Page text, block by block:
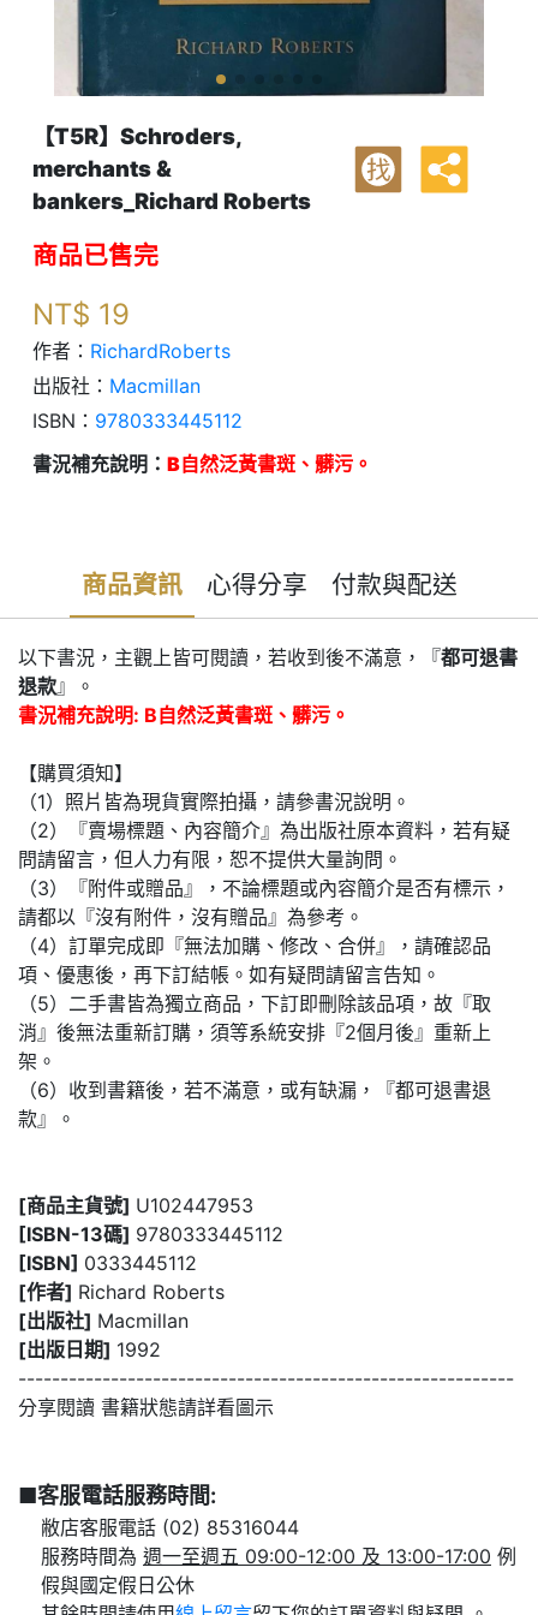
【T5R】Schroders,
merchants &
bankers_Richard Roberts
找
商品已售完
NT$ 19
作者： RichardRoberts
出版社： Macmillan
ISBN： 9780333445112
書況補充說明： B自然泛黃書斑、髒污。
商品資訊 心得分享 付款與配送
以下書況，主觀上皆可閱讀，若收到後不滿意，『都可退書
退款』。
書況補充說明: B自然泛黃書斑、髒污。
【購買須知】
（1）照片皆為現貨實際拍攝，請參書況說明。
（2）『賣場標題、內容簡介』為出版社原本資料，若有疑
問請留言，但人力有限，恕不提供大量詢問。
（3）『附件或贈品』，不論標題或內容簡介是否有標示，
請都以『沒有附件，沒有贈品』為參考。
（4）訂單完成即『無法加購、修改、合併』，請確認品
項、優惠後，再下訂結帳。如有疑問請留言告知。
（5）二手書皆為獨立商品，下訂即刪除該品項，故『取
消』後無法重新訂購，須等系統安排『2個月後』重新上
架。
（6）收到書籍後，若不滿意，或有缺漏，『都可退書退
款』。
[商品主貨號] U102447953
[ISBN-13碼] 9780333445112
[ISBN] 0333445112
[作者] Richard Roberts
[出版社] Macmillan
[出版日期] 1992
-----------------------------------------------------------
分享閱讀 書籍狀態請詳看圖示
■客服電話服務時間:
敝店客服電話 (02) 85316044
服務時間為 週一至週五 09:00-12:00 及 13:00-17:00 例
假與國定假日公休